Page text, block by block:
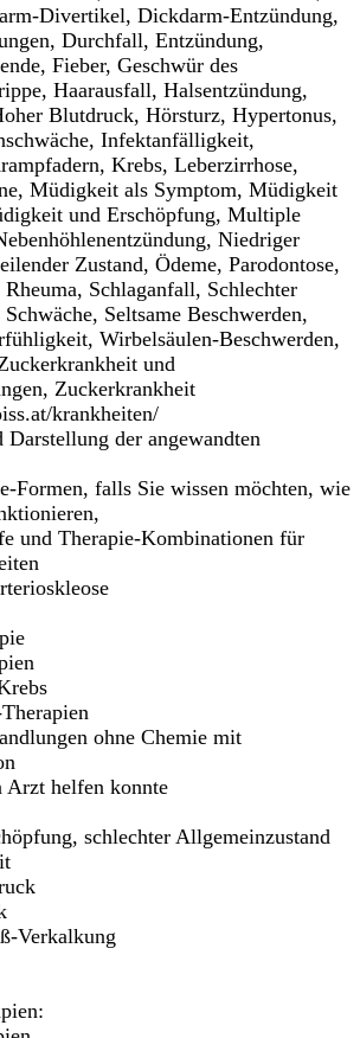
Divertikel, Dickdarm-Entzündung,
Durchfall, Entzündung,
Fieber, Geschwür des
Haarausfall, Halsentzündung,
Blutdruck, Hörsturz, Hypertonus,
Infektanfälligkeit,
Krebs, Leberzirrhose,
Müdigkeit als Symptom, Müdigkeit
und Erschöpfung, Multiple
Niedriger
Zustand, Ödeme, Parodontose,
Schlaganfall, Schlechter
Seltsame Beschwerden,
Wirbelsäulen-Beschwerden,
und
Zuckerkrankheit
krankheiten/
der angewandten
Formen, falls Sie wissen möchten, wie
und Therapie-Kombinationen für
ohne Chemie mit
helfen konnte
schlechter Allgemeinzustand
Verkalkung